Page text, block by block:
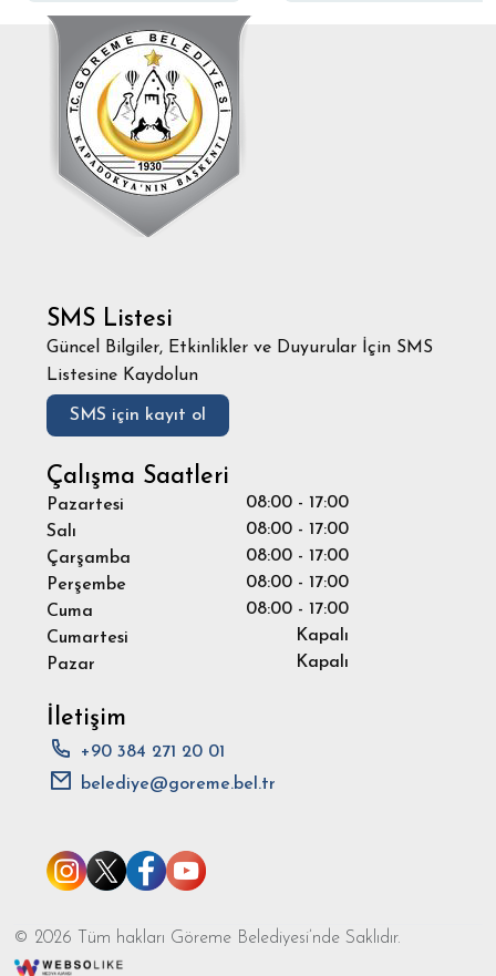
SMS Listesi
Güncel Bilgiler, Etkinlikler ve Duyurular İçin SMS
Listesine Kaydolun
SMS için kayıt ol
Çalışma Saatleri
Pazartesi
08:00 - 17:00
Salı
08:00 - 17:00
Çarşamba
08:00 - 17:00
Perşembe
08:00 - 17:00
Cuma
08:00 - 17:00
Cumartesi
Kapalı
Pazar
Kapalı
İletişim
+90 384 271 20 01
belediye@goreme.bel.tr
© 2026 Tüm hakları Göreme Belediyesi’nde Saklıdır.